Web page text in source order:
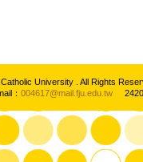
University . All Rights
： 004617@mail.fju.edu.tw